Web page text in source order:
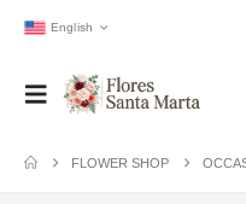
English
FLOWER SHOP